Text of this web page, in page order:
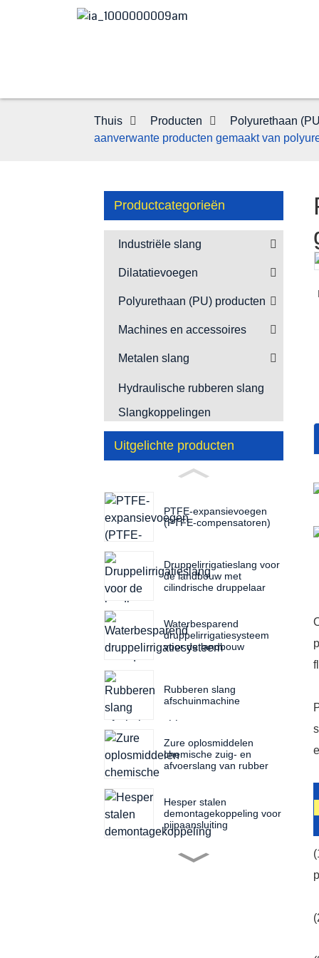
Thuis Producten Polyurethaan
aanverwante producten gemaakt van
Productcategorieën
Industriële slang
Dilatatievoegen
Polyurethaan (PU) producten
Machines en accessoires
Metalen slang
Hydraulische rubberen slang
Slangkoppelingen
Uitgelichte producten
PTFE-expansievoegen
(PTFE-compensatoren)
Druppelirrigatieslang voor
de landbouw met
cilindrische druppelaar
Waterbesparend
druppelirrigatiesysteem
voor de landbouw
Rubberen slang
afschuinmachine
Zure oplosmiddelen
chemische zuig- en
afvoerslang van rubber
Hesper stalen
demontagekoppeling voor
pijpaansluiting
Loading...
Loading...